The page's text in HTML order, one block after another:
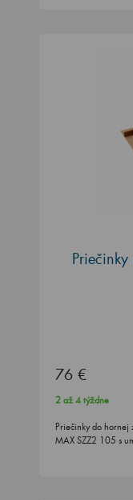
76 €
2 až 4 týždne
Priečinky do hornej
MAX SZZ2 105 s